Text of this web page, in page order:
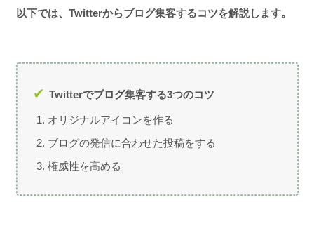
以下では、Twitterからブログ集客するコツを解説します。
Twitterでブログ集客する3つのコツ
オリジナルアイコンを作る
ブログの発信に合わせた投稿をする
権威性を高める